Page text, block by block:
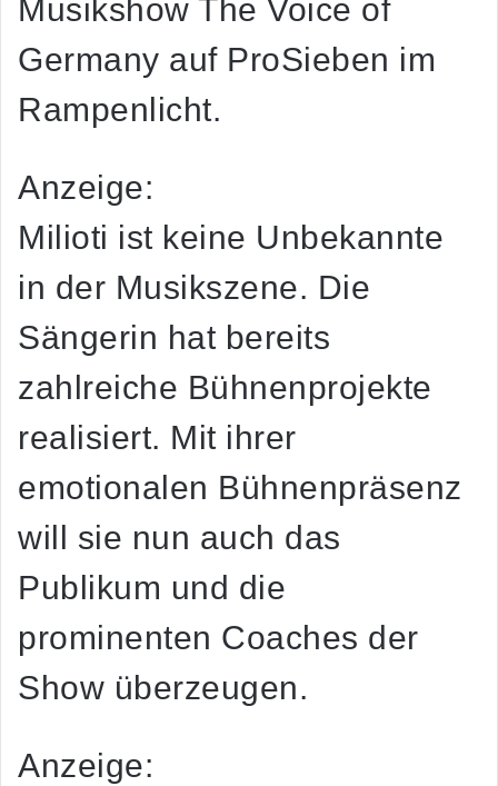
Musikshow The Voice of
Germany auf ProSieben im
Rampenlicht.
Anzeige:
Milioti ist keine Unbekannte
in der Musikszene. Die
Sängerin hat bereits
zahlreiche Bühnenprojekte
realisiert. Mit ihrer
emotionalen Bühnenpräsenz
will sie nun auch das
Publikum und die
prominenten Coaches der
Show überzeugen.
Anzeige: